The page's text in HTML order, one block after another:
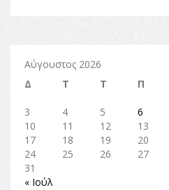
Αύγουστος 2026
Δ
Τ Τ Π
3
4 5 6
10
11 12 13
17
18 19 20
24
25 26 27
31
« Ιούλ